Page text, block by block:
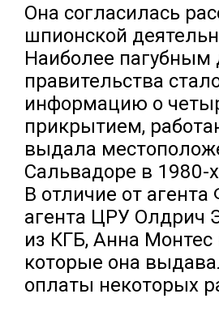
Она согласилась
шпионской
Наиболее пагубным
правительства
информацию о
прикрытием,
выдала
Сальвадоре в 1980-
В отличие от
агента ЦРУ Олдрич
из КГБ, Анна Монтес
которые она
оплаты некоторых